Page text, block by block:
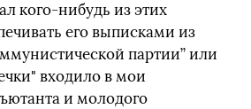
кого-нибудь из этих
его выписками из
партии” или
входило в мои
и молодого